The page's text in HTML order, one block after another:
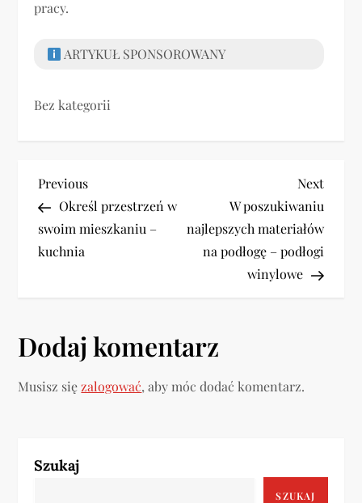
pracy.
ARTYKUŁ SPONSOROWANY
Bez kategorii
N
a
w
a
c
a
Previous
Post
Previous
Określ przestrzeń w
swoim mieszkaniu –
kuchnia
Next
Post
Next
W poszukiwaniu
najlepszych materiałów
na podłogę – podłogi
winylowe
Dodaj komentarz
Musisz sięzalogować, aby móc dodać komentarz.
Szukaj
SZUKAJ